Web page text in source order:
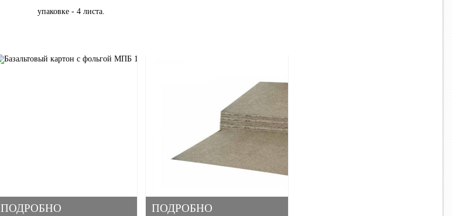
упаковке - 4 листа.
ПОДРОБНО ПОДРОБНО